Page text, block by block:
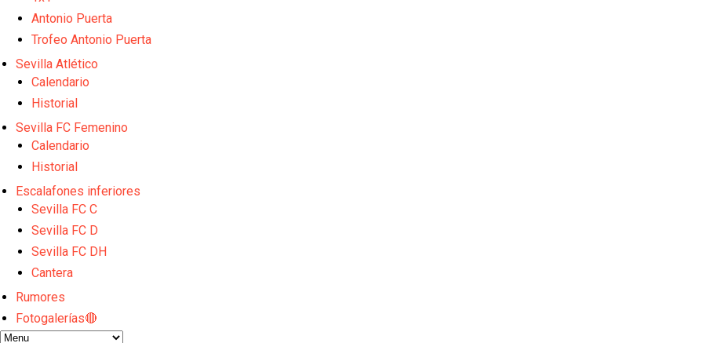
Oso es el siguiente en la lista para salir
Banquillos confirmados: así queda la cantera del Sevilla Femenino para la 2026/27
Previa | El Sevilla FC cierra la pretemporada con el exigente choque ante el Bayer Leverkusen
Antonio Puerta
Trofeo Antonio Puerta
Sevilla Atlético
Calendario
Historial
Sevilla FC Femenino
Calendario
Historial
Escalafones inferiores
Sevilla FC C
Sevilla FC D
Sevilla FC DH
Cantera
Rumores
Fotogalerías🔴